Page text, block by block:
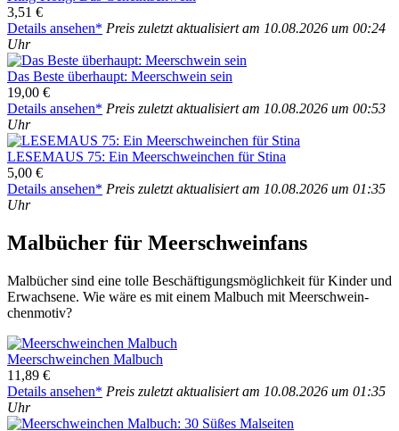
3,51 €
Details anse­hen* Preis zuletzt aktua­li­siert am 10.08.2026 um 00:24
Uhr
Das Bes­te über­haupt: Meer­schwein sein
19,00 €
Details anse­hen* Preis zuletzt aktua­li­siert am 10.08.2026 um 00:53
Uhr
LESEMAUS 75: Ein Meer­schwein­chen für Sti­na
5,00 €
Details anse­hen* Preis zuletzt aktua­li­siert am 10.08.2026 um 01:35
Uhr
Mal­bü­cher für Meer­schwein­fans
Mal­bü­cher sind eine tol­le Beschäf­ti­gungs­mög­lich­keit für Kin­der und
Erwach­se­ne. Wie wäre es mit einem Mal­buch mit Meer­schwein­
chen­mo­tiv?
Meer­schwein­chen Mal­buch
11,89 €
Details anse­hen* Preis zuletzt aktua­li­siert am 10.08.2026 um 01:35
Uhr